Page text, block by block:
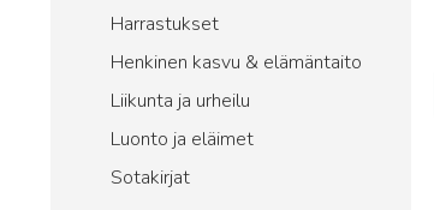
Harrastukset
Henkinen kasvu & elämäntaito
Liikunta ja urheilu
Luonto ja eläimet
Sotakirjat